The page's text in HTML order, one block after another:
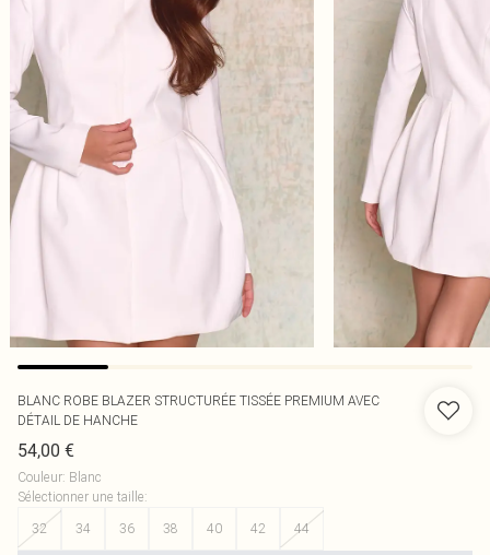
BLANC ROBE BLAZER STRUCTURÉE TISSÉE PREMIUM AVEC
DÉTAIL DE HANCHE
54,00 €
Couleur: Blanc
Sélectionner une taille:
32
34 36 38 40 42 44